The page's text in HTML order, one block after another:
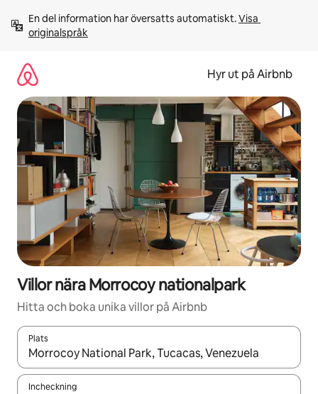
innehåll
En del information har översatts automatiskt. Visa
originalspråk
Hyr ut på Airbnb
Villor nära Morrocoy nationalpark
Hitta och boka unika villor på Airbnb
Plats
När resultaten är tillgängliga kan du navigera med upp- och
Incheckning